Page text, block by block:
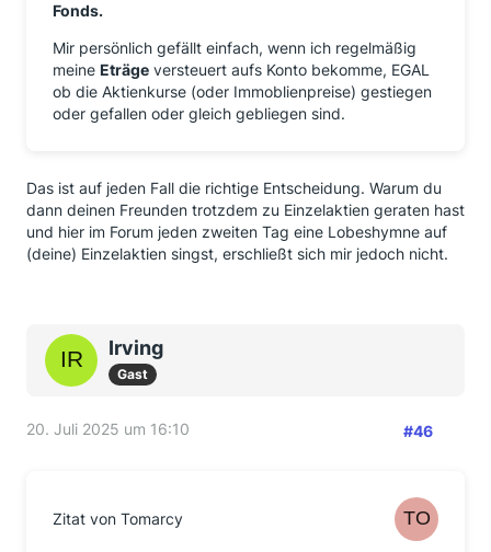
Fonds.
Mir persönlich gefällt einfach, wenn ich regelmäßig
meine Eträge versteuert aufs Konto bekomme, EGAL
ob die Aktienkurse (oder Immoblienpreise) gestiegen
oder gefallen oder gleich gebliegen sind.
Das ist auf jeden Fall die richtige Entscheidung. Warum du
dann deinen Freunden trotzdem zu Einzelaktien geraten hast
und hier im Forum jeden zweiten Tag eine Lobeshymne auf
(deine) Einzelaktien singst, erschließt sich mir jedoch nicht.
Irving
Gast
20. Juli 2025 um 16:10 #46
Zitat von Tomarcy